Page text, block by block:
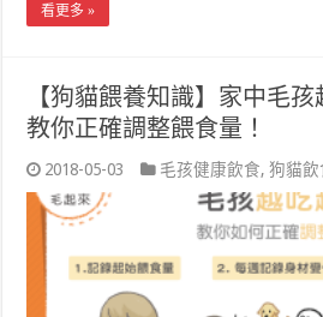
看更多 »
【狗貓餵養知識】家中毛
教你正確調整餵食量！
2018-05-03 毛孩健康飲食,狗貓飲